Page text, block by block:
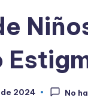
2024 No